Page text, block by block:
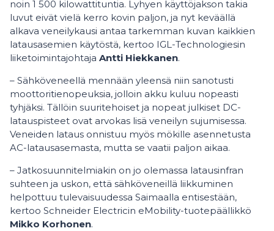
noin 1 500 kilowattituntia. Lyhyen käyttöjakson takia
luvut eivät vielä kerro kovin paljon, ja nyt keväällä
alkava veneilykausi antaa tarkemman kuvan kaikkien
latausasemien käytöstä, kertoo IGL-Technologiesin
liiketoimintajohtaja Antti Hiekkanen.
– Sähköveneellä mennään yleensä niin sanotusti
moottoritienopeuksia, jolloin akku kuluu nopeasti
tyhjäksi. Tällöin suuritehoiset ja nopeat julkiset DC-
latauspisteet ovat arvokas lisä veneilyn sujumisessa.
Veneiden lataus onnistuu myös mökille asennetusta
AC-latausasemasta, mutta se vaatii paljon aikaa.
– Jatkosuunnitelmiakin on jo olemassa latausinfran
suhteen ja uskon, että sähköveneillä liikkuminen
helpottuu tulevaisuudessa Saimaalla entisestään,
kertoo Schneider Electricin eMobility-tuotepäällikkö
Mikko Korhonen.